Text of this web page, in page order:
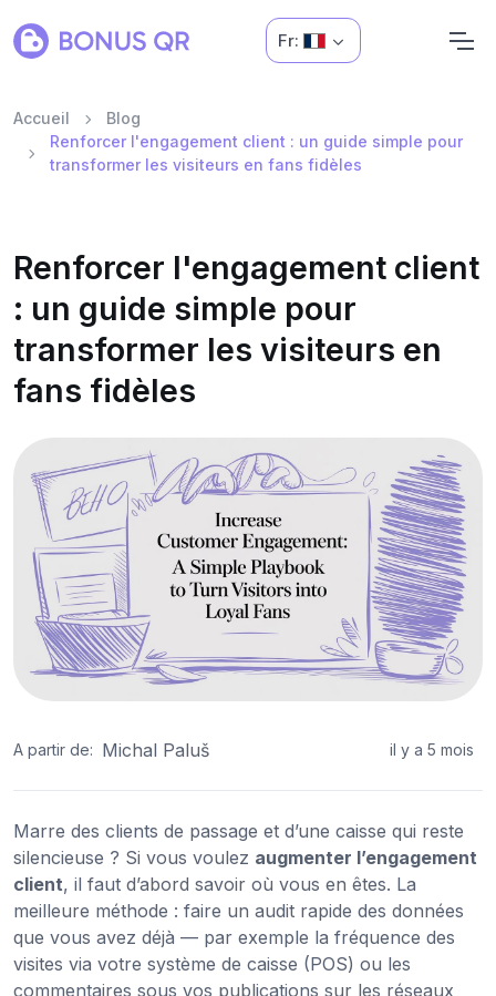
Fr:
Accueil
Blog
Renforcer l'engagement client : un guide simple pour
transformer les visiteurs en fans fidèles
Renforcer l'engagement client
: un guide simple pour
transformer les visiteurs en
fans fidèles
A partir de: Michal Paluš il y a 5 mois
Marre des clients de passage et d’une caisse qui reste
silencieuse ? Si vous voulez augmenter l’engagement
client, il faut d’abord savoir où vous en êtes. La
meilleure méthode : faire un audit rapide des données
que vous avez déjà — par exemple la fréquence des
visites via votre système de caisse (POS) ou les
commentaires sous vos publications sur les réseaux